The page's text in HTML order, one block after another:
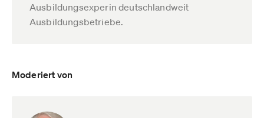
Ausbildungsexperin deutschlandweit
Ausbildungsbetriebe.
Moderiert von